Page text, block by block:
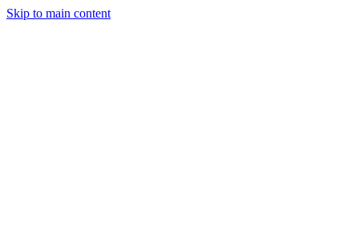
Skip to main content